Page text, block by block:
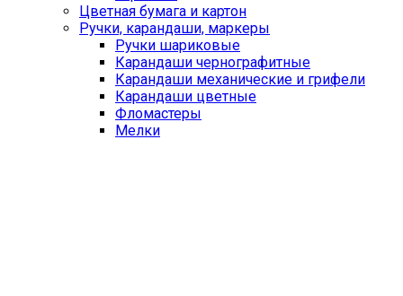
Цветная бумага и картон
Ручки, карандаши, маркеры
Ручки шариковые
Карандаши чернографитные
Карандаши механические и грифели
Карандаши цветные
Фломастеры
Мелки